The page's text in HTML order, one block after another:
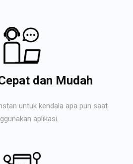
dan Mudah
untuk kendala apa pun saat
aplikasi.